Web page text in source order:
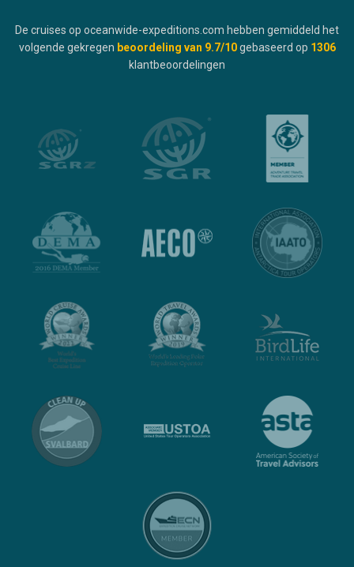
De cruises op oceanwide-expeditions.com hebben gemiddeld het
volgende gekregen beoordeling van 9.7/10 gebaseerd op 1306
klantbeoordelingen